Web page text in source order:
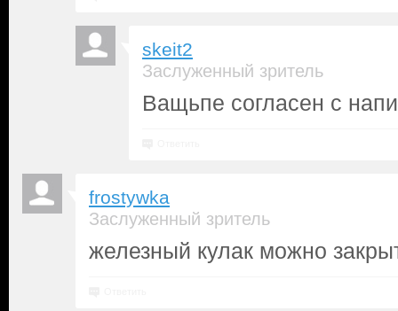
skeit2
Заслуженный зритель
Ващьпе согласен с
frostywka
Заслуженный зритель
железный кулак можно